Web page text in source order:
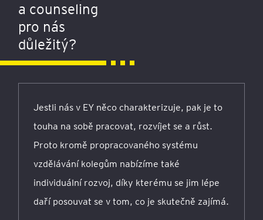
potřebami druhých a posouvat sebe i ostatní.
Jestli nás v EY něco charakterizuje, pak je to
touha na sobě pracovat, rozvíjet se a růst.
Proto kromě propracovaného systému
vzdělávání kolegům nabízíme také
individuální rozvoj, díky kterému se jim lépe
daří posouvat se v tom, co je skutečně zajímá.
a counseling
pro nás
důležitý?